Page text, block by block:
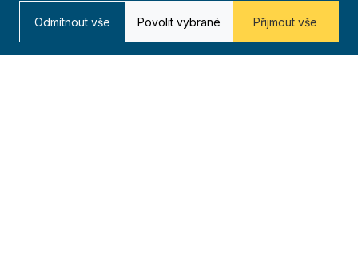
Odmítnout vše Povolit vybrané Přijmout vše